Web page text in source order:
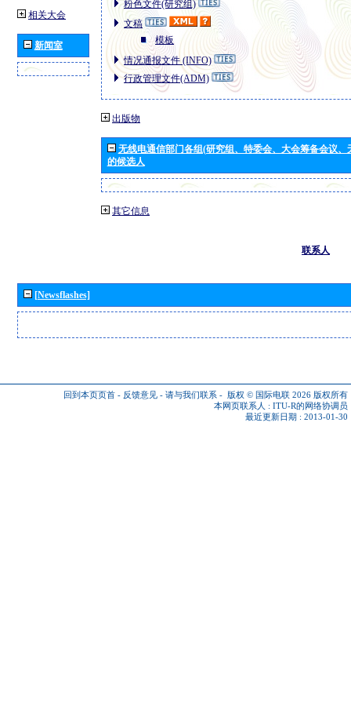
相关大会
新闻室
粉色文件(研究组)
文稿
模板
情况通报文件 (INFO)
行政管理文件(ADM)
出版物
无线电通信部门各组(研究组、特委会、大会筹备会议
的候选人
其它信息
联系人
[Newsflashes]
回到本页页首 - 反馈意见 - 请与我们联系 - 版权 © 国际电联 2026 版权所有
本网页联系人 : ITU-R的网络协调员
最近更新日期 : 2013-01-30